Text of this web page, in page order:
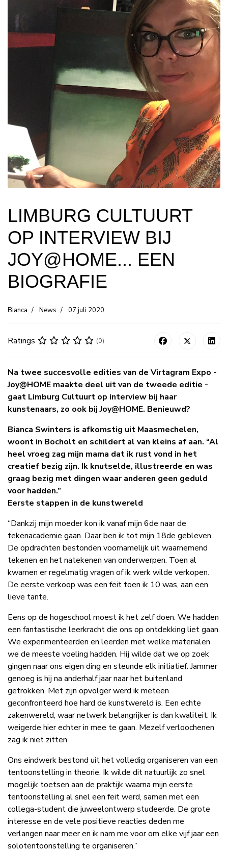
LIMBURG CULTUURT
OP INTERVIEW BIJ
JOY@HOME... EEN
BIOGRAFIE
Bianca News 07 juli 2020
Ratings (0)
Na twee succesvolle edities van de Virtagram Expo -
Joy@HOME maakte deel uit van de tweede editie -
gaat Limburg Cultuurt op interview bij haar
kunstenaars, zo ook bij Joy@HOME. Benieuwd?
Bianca Swinters is afkomstig uit Maasmechelen,
woont in Bocholt en schildert al van kleins af aan. “Al
heel vroeg zag mijn mama dat ik rust vond in het
creatief bezig zijn. Ik knutselde, illustreerde en was
graag bezig met dingen waar anderen geen geduld
voor hadden.”
Eerste stappen in de kunstwereld
“Dankzij mijn moeder kon ik vanaf mijn 6de naar de
tekenacademie gaan. Daar ben ik tot mijn 18de gebleven.
De opdrachten bestonden voornamelijk uit waarnemend
tekenen en het natekenen van onderwerpen. Toen al
kwamen er regelmatig vragen of ik werk wilde verkopen.
De eerste verkoop was een feit toen ik 10 was, aan een
lieve tante.
Eens op de hogeschool moest ik het zelf doen. We hadden
een fantastische leerkracht die ons op ontdekking liet gaan.
We experimenteerden en leerden met welke materialen
we de meeste voeling hadden. Hij wilde dat we op zoek
gingen naar ons eigen ding en steunde elk initiatief. Jammer
genoeg is hij na anderhalf jaar naar het buitenland
getrokken. Met zijn opvolger werd ik meteen
geconfronteerd hoe hard de kunstwereld is. Een echte
zakenwereld, waar netwerk belangrijker is dan kwaliteit. Ik
weigerde hier echter in mee te gaan. Mezelf verloochenen
zag ik niet zitten.
Ons eindwerk bestond uit het volledig organiseren van een
tentoonstelling in theorie. Ik wilde dit natuurlijk zo snel
mogelijk toetsen aan de praktijk waarna mijn eerste
tentoonstelling al snel een feit werd, samen met een
collega-student die juweelontwerp studeerde. De grote
interesse en de vele positieve reacties deden me
verlangen naar meer en ik nam me voor om elke vijf jaar een
solotentoonstelling te organiseren.”